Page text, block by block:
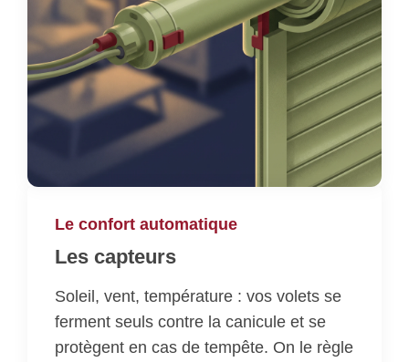
Le confort automatique
Les capteurs
Soleil, vent, température : vos volets se
ferment seuls contre la canicule et se
protègent en cas de tempête. On le règle